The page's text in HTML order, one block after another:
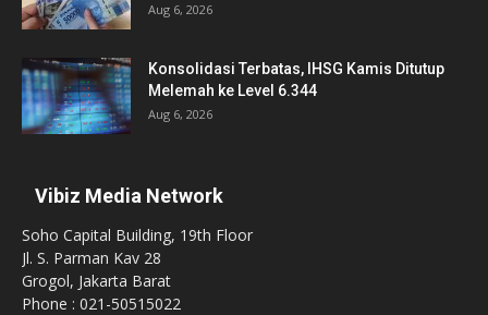
Aug 6, 2026
Konsolidasi Terbatas, IHSG Kamis Ditutup
Melemah ke Level 6.344
Aug 6, 2026
Vibiz Media Network
Soho Capital Building, 19th Floor
Jl. S. Parman Kav 28
Grogol, Jakarta Barat
Phone : 021-50515022